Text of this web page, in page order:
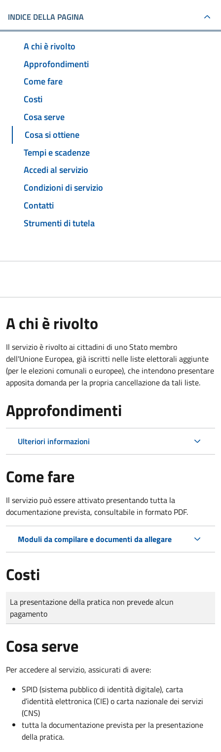
INDICE DELLA PAGINA
A chi è rivolto
Approfondimenti
Come fare
Costi
Cosa serve
Cosa si ottiene
Tempi e scadenze
Accedi al servizio
Condizioni di servizio
Contatti
Strumenti di tutela
A chi è rivolto
Il servizio è rivolto ai cittadini di uno Stato membro
dell'Unione Europea, già iscritti nelle liste elettorali aggiunte
(per le elezioni comunali o europee), che intendono presentare
apposita domanda per la propria cancellazione da tali liste.
Approfondimenti
Ulteriori informazioni
Come fare
Il servizio può essere attivato presentando tutta la
documentazione prevista, consultabile in formato PDF.
Moduli da compilare e documenti da allegare
Costi
Tipo di pagamento
Importo
La presentazione della pratica non prevede alcun
pagamento
Cosa serve
Per accedere al servizio, assicurati di avere:
SPID (sistema pubblico di identità digitale), carta
d’identità elettronica (CIE) o carta nazionale dei servizi
(CNS)
tutta la documentazione prevista per la presentazione
della pratica.